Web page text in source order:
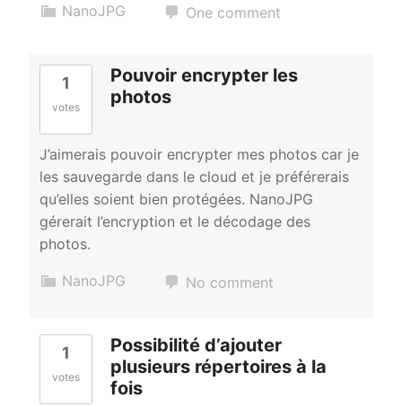
NanoJPG One comment
1
votes
Pouvoir encrypter les
photos
J’aimerais pouvoir encrypter mes photos car je
les sauvegarde dans le cloud et je préférerais
qu’elles soient bien protégées. NanoJPG
gérerait l’encryption et le décodage des
photos.
NanoJPG No comment
1
votes
Possibilité d’ajouter
plusieurs répertoires à la
fois